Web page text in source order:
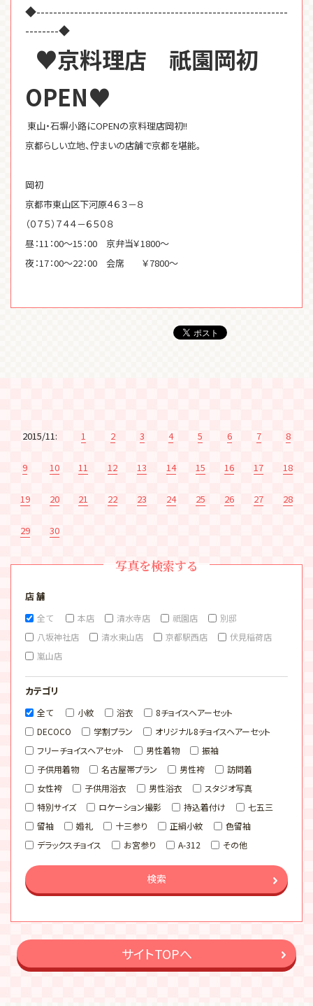
◆------------------------------------------------------------
--------◆
♥京料理店 祇園岡初
OPEN♥
東山・石塀小路にOPENの京料理店岡初!!
京都らしい立地、佇まいの店舗で京都を堪能。
岡初
京都市東山区下河原４６３－８
（０７５）７４４－６５０８
昼：11：00～15：00 京弁当￥1800～
夜：17：00～22：00 会席 ￥7800～
2015/11: 1 2 3 4 5 6 7 8
9 10 11 12 13 14 15 16 17 18
19 20 21 22 23 24 25 26 27 28
29 30
写真を検索する
店 舗
全て 本店 清水寺店 祇園店
別邸
八坂神社店
清水東山店 京都駅西店
伏見稲荷店
嵐山店
カテゴリ
全て 小紋 浴衣
8チョイスヘアーセット
DECOCO
学割プラン
オリジナル8チョイスヘアーセット
フリーチョイスヘアセット
男性着物
振袖
子供用着物
名古屋帯プラン 男性袴
訪問着
女性袴
子供用浴衣 男性浴衣
スタジオ写真
特別サイズ
ロケーション撮影 持込着付け
七五三
留袖
婚礼 十三参り 正絹小紋
色留袖
デラックスチョイス
お宮参り A-312 その他
検索
サイトTOPへ